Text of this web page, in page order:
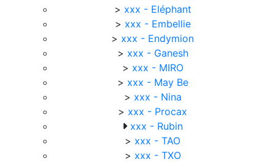
> xxx - Eléphant
> xxx - Embellie
> xxx - Endymion
> xxx - Ganesh
> xxx - MIRO
> xxx - May Be
> xxx - Nina
> xxx - Procax
xxx - Rubin
> xxx - TAO
> xxx - TXO